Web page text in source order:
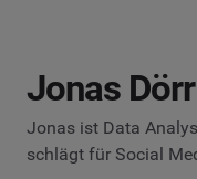
Jonas Dörr
Jonas ist Data
schlägt für Social